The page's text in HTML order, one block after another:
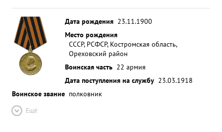
Дата рождения 23.11.1900
Место рождения
СССР, РСФСР, Костромская область,
Ореховский район
Воинская часть 22 армия
Дата поступления на службу 23.03.1918
Воинское звание полковник
Ещё